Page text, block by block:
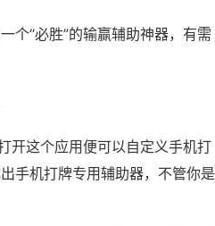
个“必胜”的输赢辅助神器，有需
开这个应用便可以自定义手机打
手机打牌专用辅助器，不管你是